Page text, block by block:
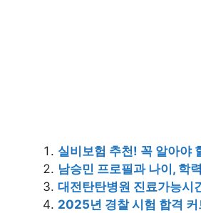
실비보험 추천! 꼭 알아야
남승민 프로필과 나이, 학
대전탄탄병원 진료가능시
2025년 경찰 시험 합격